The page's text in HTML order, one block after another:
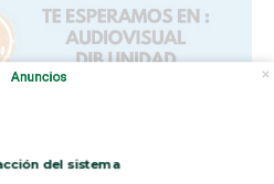
Anuncios
del sistema